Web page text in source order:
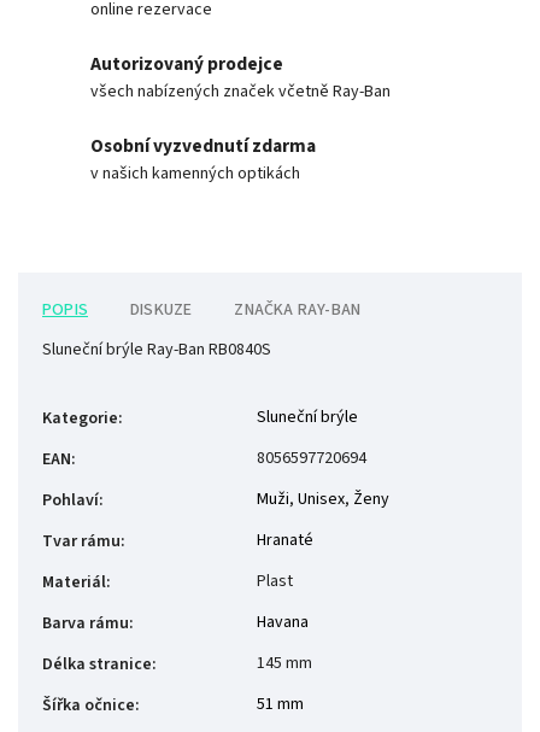
online rezervace
Autorizovaný prodejce
všech nabízených značek včetně Ray-Ban
Osobní vyzvednutí zdarma
v našich kamenných optikách
POPIS DISKUZE ZNAČKA RAY-BAN
Sluneční brýle Ray-Ban RB0840S
Kategorie:
Sluneční brýle
EAN:
8056597720694
Pohlaví: Muži, Unisex, Ženy
Tvar rámu:
Hranaté
Materiál:
Plast
Barva rámu:
Havana
Délka stranice:
145 mm
Šířka očnice:
51 mm